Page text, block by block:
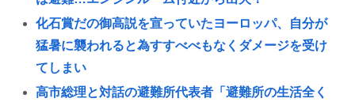
化石賞だの御高説を宣っていたヨーロッパ、自分が
猛暑に襲われると為すすべべもなくダメージを受け
てしまい
高市総理と対話の避難所代表者「避難所の生活全く